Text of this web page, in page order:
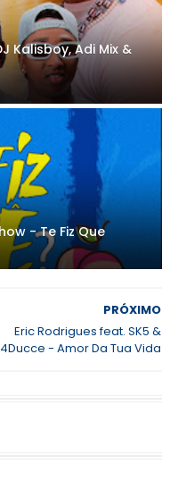
Kalisboy, Adi Mix &
- Te Fiz Que
PRÓXIMO
Eric Rodrigues feat. SK5 &
- Amor Da Tua Vida